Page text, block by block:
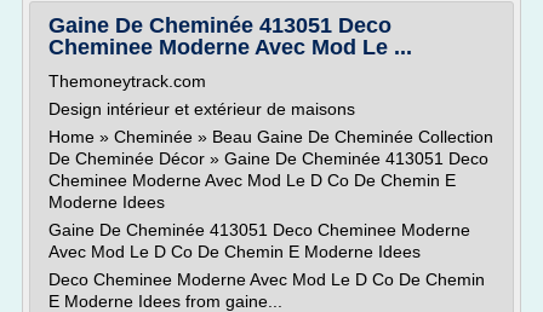
Gaine De Cheminée 413051 Deco
Cheminee Moderne Avec Mod Le ...
Themoneytrack.com
Design intérieur et extérieur de maisons
Home » Cheminée » Beau Gaine De Cheminée Collection
De Cheminée Décor » Gaine De Cheminée 413051 Deco
Cheminee Moderne Avec Mod Le D Co De Chemin E
Moderne Idees
Gaine De Cheminée 413051 Deco Cheminee Moderne
Avec Mod Le D Co De Chemin E Moderne Idees
Deco Cheminee Moderne Avec Mod Le D Co De Chemin
E Moderne Idees from gaine...